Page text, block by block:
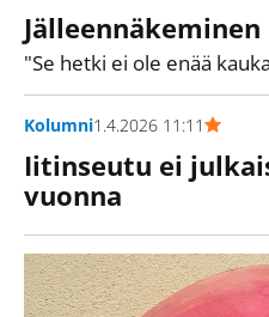
Jälleennäkeminen
"Se hetki ei ole enää
Kolumni1.4.2026 11:11
Iitinseutu ei
vuonna